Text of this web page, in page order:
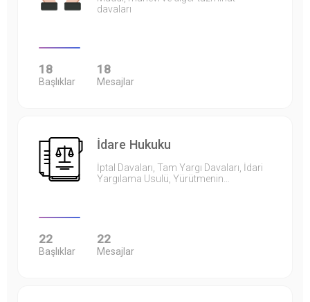
davaları
18
Başlıklar
18
Mesajlar
İdare Hukuku
İptal Davaları, Tam Yargı Davaları, İdari
Yargılama Usulü, Yürütmenin…
22
Başlıklar
22
Mesajlar